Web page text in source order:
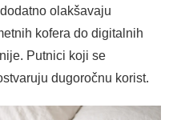
olakšavaju
kofera do digitalnih
Putnici koji se
dugoročnu korist.